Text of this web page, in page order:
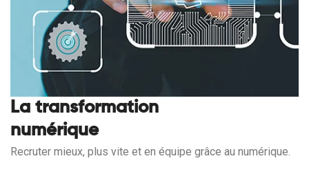
La transformation
numérique
Recruter mieux, plus vite et en équipe grâce au numérique.